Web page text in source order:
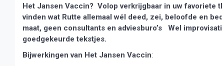
Het Jansen Vaccin? Volop verkrijgbaar in uw
vinden wat Rutte allemaal wél deed, zei, beloofde en
maat, geen consultants en adviesburo’s Wel
goedgekeurde tekstjes.
Bijwerkingen van Het Jansen Vaccin: